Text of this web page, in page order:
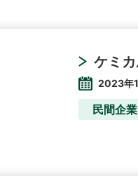
ケミ
2023年
民間企